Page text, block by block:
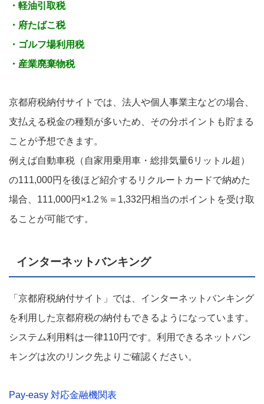
・軽油引取税
・府たばこ税
・ゴルフ場利用税
・産業廃棄物税
京都府税納付サイトでは、法人や個人事業主などの場合、
支払える税金の種類が多いため、その分ポイントも貯まる
ことが予想できます。
例えば自動車税（自家用乗用車・総排気量6リットル超）
の111,000円を後ほど紹介するリクルートカードで納めた
場合、111,000円×1.2％＝1,332円相当のポイントを受け取
ることが可能です。
インターネットバンキング
「京都府税納付サイト」では、インターネットバンキング
を利用した京都府税の納付もできるようになっています。
システム利用料は一律110円です。利用できるネットバン
キングは次のリンク先よりご確認ください。
Pay-easy 対応金融機関表